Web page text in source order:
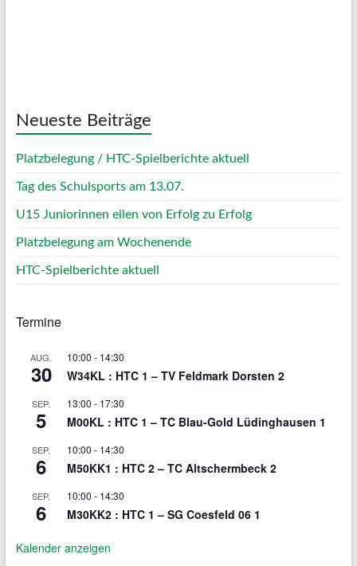
Neueste Beiträge
Platzbelegung / HTC-Spielberichte aktuell
Tag des Schulsports am 13.07.
U15 Juniorinnen eilen von Erfolg zu Erfolg
Platzbelegung am Wochenende
HTC-Spielberichte aktuell
Termine
AUG.
30
10:00 - 14:30
W34KL : HTC 1 – TV Feldmark Dorsten 2
SEP.
5
13:00 - 17:30
M00KL : HTC 1 – TC Blau-Gold Lüdinghausen 1
SEP.
6
10:00 - 14:30
M50KK1 : HTC 2 – TC Altschermbeck 2
SEP.
6
10:00 - 14:30
M30KK2 : HTC 1 – SG Coesfeld 06 1
Kalender anzeigen